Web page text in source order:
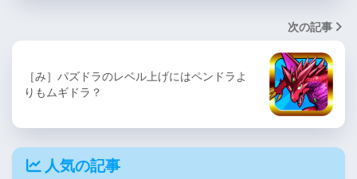
次の記事
［み］パズドラのレベル上げにはペンドラよ
りもムギドラ？
人気の記事